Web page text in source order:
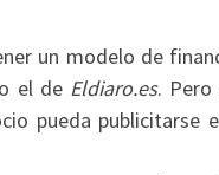
un modelo de
el de Eldiaro.es. Pero
pueda publicitarse